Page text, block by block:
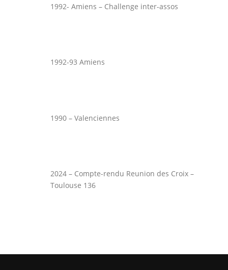
1992- Amiens – Challenge inter-assos
1992-93 Amiens
1990 – Valenciennes
2024 – Compte-rendu Reunion des Croix –
Toulouse 136